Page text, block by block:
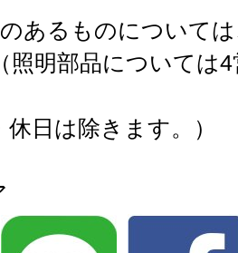
あるものについて
明部品については4
日は除きます。）